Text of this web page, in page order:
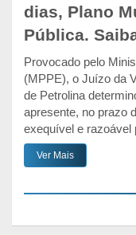
dias, Plano
Pública.
Provocado pelo
(MPPE), o Juízo da
de Petrolina
apresente, no prazo
exequível e razoável
Ver Mais